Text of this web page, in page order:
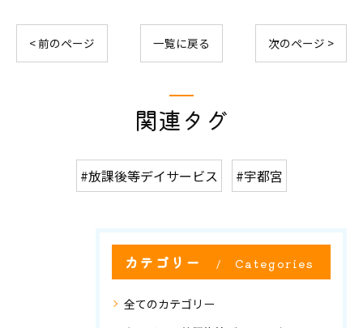
< 前のページ 一覧に戻る 次のページ >
関連タグ
#放課後等デイサービス #宇都宮
カテゴリー Categories
全てのカテゴリー